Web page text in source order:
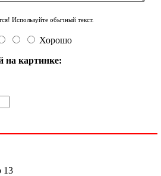
Используйте обычный текст.
Хорошо
на картинке:
13